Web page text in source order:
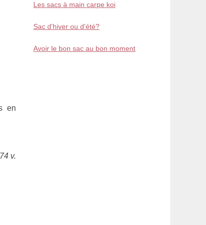
en
v.
Les sacs à main carpe koi
Sac d'hiver ou d'été?
Avoir le bon sac au bon moment